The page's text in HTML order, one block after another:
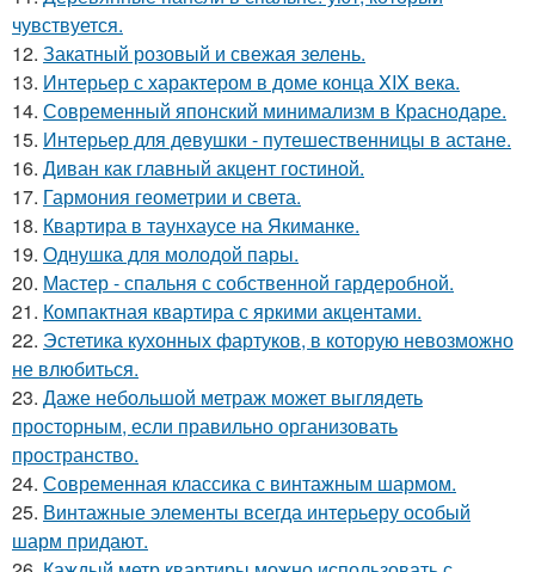
чувствуется.
12. Закатный розовый и свежая зелень.
13. Интерьер с характером в доме конца XIX века.
14. Современный японский минимализм в Краснодаре.
15. Интерьер для девушки - путешественницы в астане.
16. Диван как главный акцент гостиной.
17. Гармония геометрии и света.
18. Квартира в таунхаусе на Якиманке.
19. Однушка для молодой пары.
20. Мастер - спальня с собственной гардеробной.
21. Компактная квартира с яркими акцентами.
22. Эстетика кухонных фартуков, в которую невозможно
не влюбиться.
23. Даже небольшой метраж может выглядеть
просторным, если правильно организовать
пространство.
24. Современная классика с винтажным шармом.
25. Винтажные элементы всегда интерьеру особый
шарм придают.